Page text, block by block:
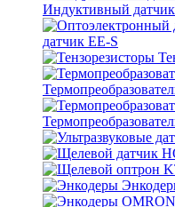
Индуктивный
датчик EE-S